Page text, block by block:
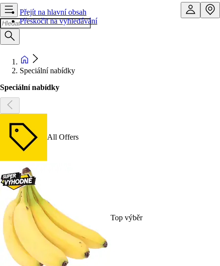
Přejít na hlavní obsah
Přeskočit na vyhledávání
Speciální nabídky
Speciální nabídky
All Offers
Top výběr